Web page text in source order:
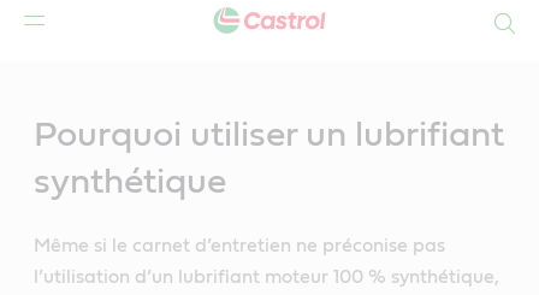
Pourquoi utiliser un lubrifiant
synthétique
Même si le carnet d’entretien ne préconise pas
l’utilisation d’un lubrifiant moteur 100 % synthétique,